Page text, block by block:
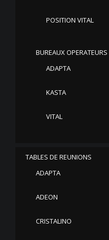
POSITION VITAL
BUREAUX OPERATEURS
ADAPTA
KASTA
VITAL
TABLES DE REUNIONS
ADAPTA
ADEON
CRISTALINO